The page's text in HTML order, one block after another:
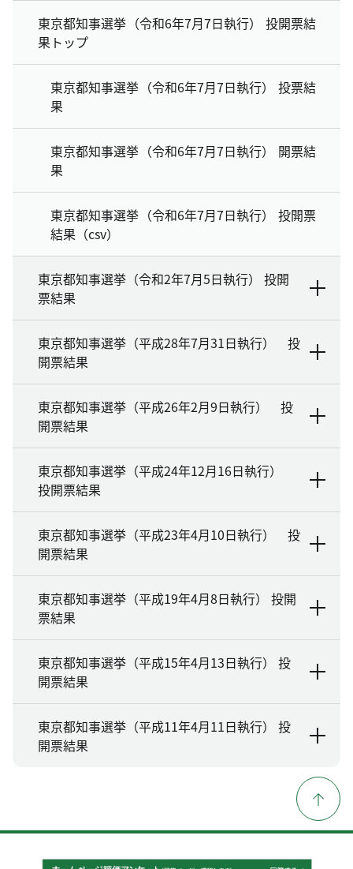
東京都知事選挙（令和6年7月7日執行） 投開票結
果トップ
東京都知事選挙（令和6年7月7日執行） 投票結
果
東京都知事選挙（令和6年7月7日執行） 開票結
果
東京都知事選挙（令和6年7月7日執行） 投開票
結果（csv）
東京都知事選挙（令和2年7月5日執行） 投開
票結果
東京都知事選挙（平成28年7月31日執行） 投
開票結果
東京都知事選挙（平成26年2月9日執行） 投
開票結果
東京都知事選挙（平成24年12月16日執行）
投開票結果
東京都知事選挙（平成23年4月10日執行） 投
開票結果
東京都知事選挙（平成19年4月8日執行） 投開
票結果
東京都知事選挙（平成15年4月13日執行） 投
開票結果
東京都知事選挙（平成11年4月11日執行） 投
開票結果